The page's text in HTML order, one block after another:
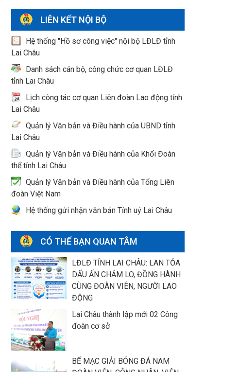
LIÊN KẾT NỘI BỘ
Hệ thống "Hồ sơ công việc" nội bộ LĐLĐ tỉnh
Lai Châu
Danh sách cán bộ, công chức cơ quan LĐLĐ
tỉnh Lai Châu
Lịch công tác cơ quan Liên đoàn Lao động tỉnh
Lai Châu
Quản lý Văn bản và Điều hành của UBND tỉnh
Lai Châu
Quản lý Văn bản và Điều hành của Khối Đoàn
thể tỉnh Lai Châu
Quản lý Văn bản và Điều hành của Tổng Liên
đoàn Việt Nam
Hệ thống gửi nhận văn bản Tỉnh uỷ Lai Châu
CÓ THỂ BẠN QUAN TÂM
LĐLĐ TỈNH LAI CHÂU: LAN TỎA
DẤU ẤN CHĂM LO, ĐỒNG HÀNH
CÙNG ĐOÀN VIÊN, NGƯỜI LAO
ĐỘNG
Lai Châu thành lập mới 02 Công
đoàn cơ sở
BẾ MẠC GIẢI BÓNG ĐÁ NAM